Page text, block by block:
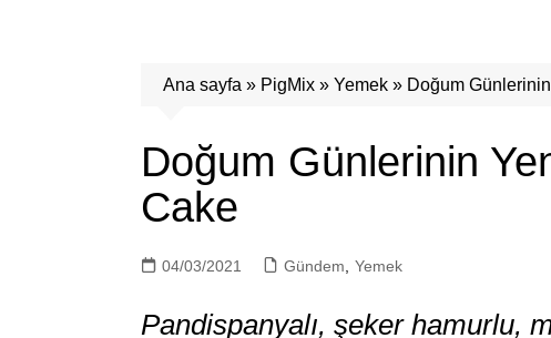
Ana sayfa » PigMix » Yemek » Doğum
Doğum Günlerinin
Cake
04/03/2021 Gündem Yemek
Pandispanyalı, şeker hamurlu,